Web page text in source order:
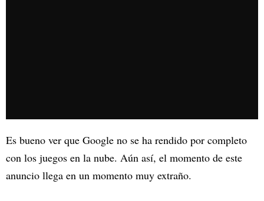
Es bueno ver que Google no se ha rendido por completo
con los juegos en la nube. Aún así, el momento de este
anuncio llega en un momento muy extraño.